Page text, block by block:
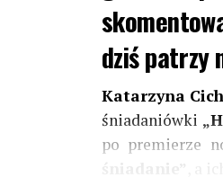
dziś patrzy
Katarzyna
śniadaniówki
po premierze